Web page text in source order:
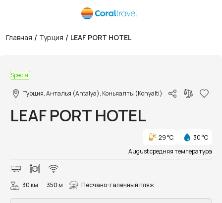
Главная / Турция / LEAF PORT HOTEL
Special
Турция, Анталья (Antalya), Коньяалты (Konyalti)
LEAF PORT HOTEL
29 °C
30 °C
August средняя температура
30 км 350 м Песчано-галечный пляж